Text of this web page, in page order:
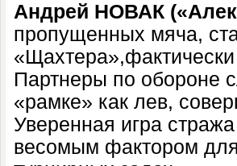
Андрей НОВАК
пропущенных мяча,
Партнеры по обороне
«рамке» как лев,
Уверенная игра
весомым фактором